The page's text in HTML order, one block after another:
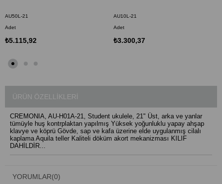
AU50L-21
Adet
₺5.115,92
AU10L-21
Adet
₺3.300,37
ÜRÜN ÖZELLIKLERI
CREMONIA, AU-H01A-21, Student ukulele, 21" Üst, arka ve yanlar
tümüyle huş kontrplaktan yapılmış Yüksek yoğunluklu yapay ahşap
klavye ve köprü Gövde, sap ve kafa üzerine elde uygulanmış cilalı
kaplama Aquila teller Kaliteli döküm akort mekanizması KILIF
DAHİLDİR...
YORUMLAR(0)